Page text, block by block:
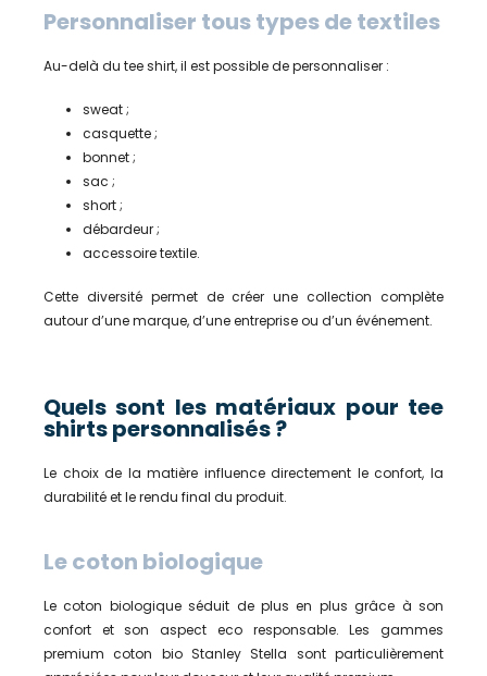
Personnaliser tous types de textiles
Au-delà du tee shirt, il est possible de personnaliser :
sweat ;
casquette ;
bonnet ;
sac ;
short ;
débardeur ;
accessoire textile.
Cette diversité permet de créer une collection complète
autour d’une marque, d’une entreprise ou d’un événement.
Quels sont les matériaux pour tee
shirts personnalisés ?
Le choix de la matière influence directement le confort, la
durabilité et le rendu final du produit.
Le coton biologique
Le coton biologique séduit de plus en plus grâce à son
confort et son aspect eco responsable. Les gammes
premium coton bio Stanley Stella sont particulièrement